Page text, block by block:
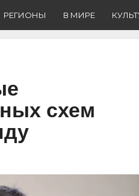
РЕГИОНЫ В МИРЕ
схем